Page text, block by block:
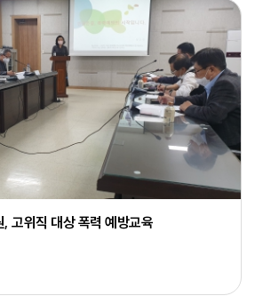
고위직 대상 폭력 예방교육